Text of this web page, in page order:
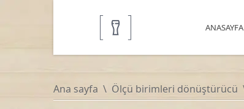
ANASAYFA
Ana sayfa Ölçü birimleri dönüştürücü